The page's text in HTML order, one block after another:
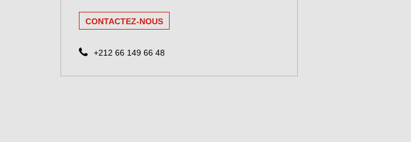
CONTACTEZ-NOUS
+212 66 149 66 48